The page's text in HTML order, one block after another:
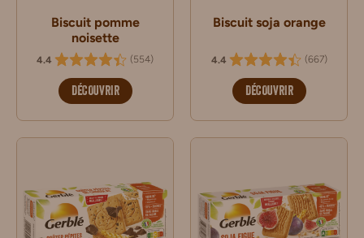
Biscuit pomme
noisette
4.4 (554)
DÉCOUVRIR
Biscuit soja orange
4.4 (667)
DÉCOUVRIR